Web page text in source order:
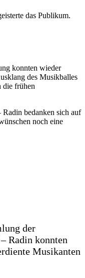
das Publikum.
konnten wieder
des Musikballes
die frühen
bedanken sich auf
noch eine
der
Radin konnten
Musikanten